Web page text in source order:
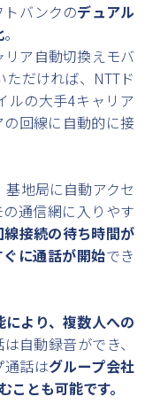
バンクのデュアル
。
ア自動切換えモバ
ただければ、NTTド
ルの大手4キャリア
回線に自動的に接
地局に自動アクセ
通信網に入りやす
接続の待ち時間が
ぐに通話が開始でき
により、複数人への
自動録音ができ、
通話はグループ会社
とも可能です。